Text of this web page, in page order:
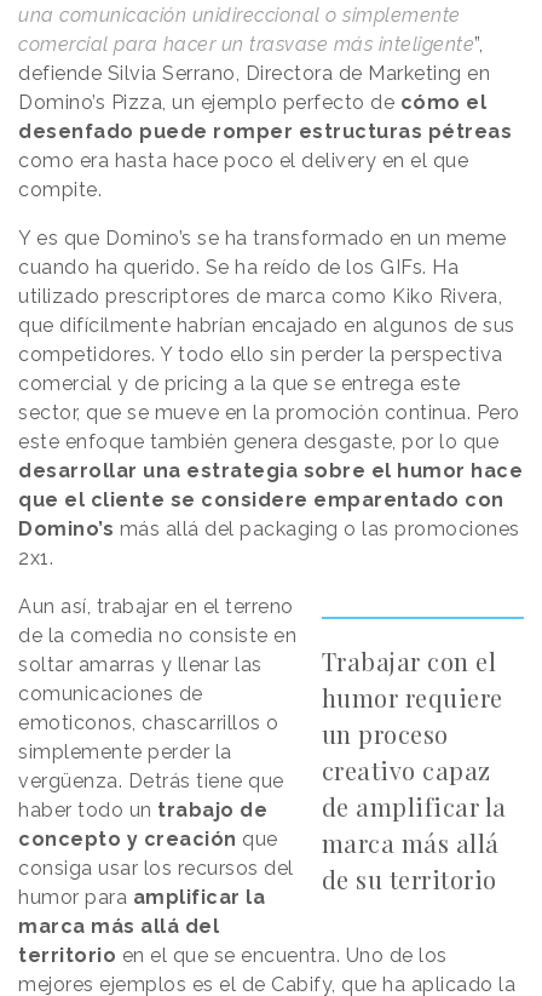
una comunicación unidireccional o simplemente
comercial para hacer un trasvase más inteligente”,
defiende Silvia Serrano, Directora de Marketing en
Domino’s Pizza, un ejemplo perfecto de cómo el
desenfado puede romper estructuras pétreas
como era hasta hace poco el delivery en el que
compite.
Y es que Domino’s se ha transformado en un meme
cuando ha querido. Se ha reído de los GIFs. Ha
utilizado prescriptores de marca como Kiko Rivera,
que difícilmente habrían encajado en algunos de sus
competidores. Y todo ello sin perder la perspectiva
comercial y de pricing a la que se entrega este
sector, que se mueve en la promoción continua. Pero
este enfoque también genera desgaste, por lo que
desarrollar una estrategia sobre el humor hace
que el cliente se considere emparentado con
Domino’s más allá del packaging o las promociones
2x1.
Trabajar con el
humor requiere
un proceso
creativo capaz
de amplificar la
marca más allá
de su territorio
Aun así, trabajar en el terreno
de la comedia no consiste en
soltar amarras y llenar las
comunicaciones de
emoticonos, chascarrillos o
simplemente perder la
vergüenza. Detrás tiene que
haber todo un trabajo de
concepto y creación que
consiga usar los recursos del
humor para amplificar la
marca más allá del
territorio en el que se encuentra. Uno de los
mejores ejemplos es el de Cabify, que ha aplicado la